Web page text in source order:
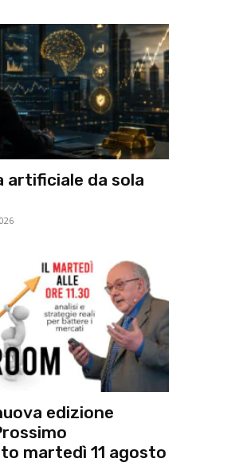
artificiale da sola
edizione
martedì 11 agosto